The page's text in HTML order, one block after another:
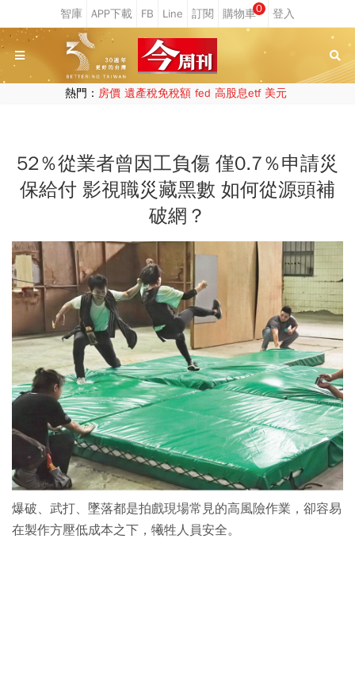
0
熱門： 房價 遺產稅免稅額 fed 高股息etf 美元
52％從業者曾因工負傷 僅0.7％申請災
保給付 影視職災藏黑數 如何從源頭補
破網？
爆破、武打、墜落都是拍戲現場常見的高風險作業，卻容易
在製作方壓低成本之下，犧牲人員安全。